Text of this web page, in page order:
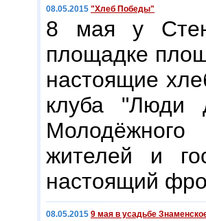
08.05.2015 "Хлеб Победы"
8 мая у
площадке
настоящие
клуба "Люди
жителей и
настоящий
08.05.2015 9 мая в усадьбе